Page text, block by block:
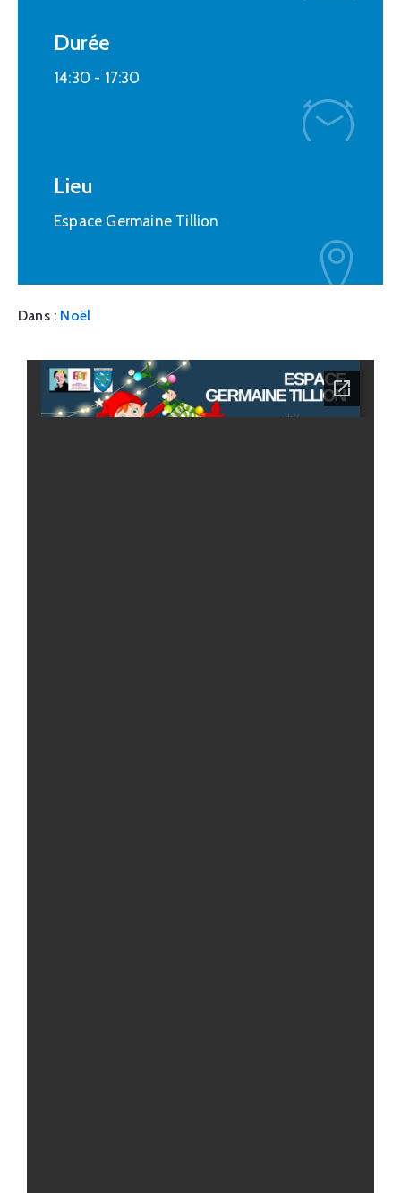
Durée
14:30 - 17:30
Lieu
Espace Germaine Tillion
Dans : Noël